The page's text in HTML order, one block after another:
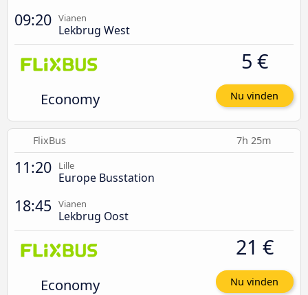
09:20 Vianen
Lekbrug West
Economy
5 €
Nu vinden
FlixBus 7h 25m
11:20 Lille
Europe Busstation
18:45 Vianen
Lekbrug Oost
Economy
21 €
Nu vinden